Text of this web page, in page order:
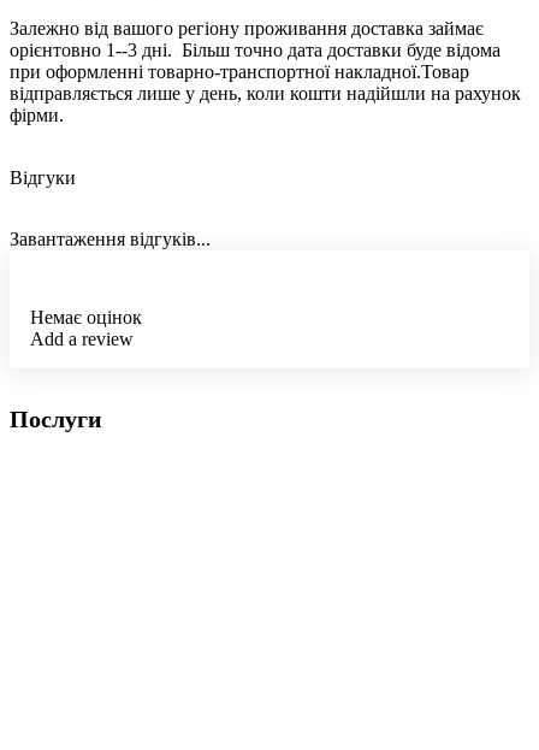
Залежно від вашого регіону проживання доставка займає
орієнтовно 1--3 дні. Більш точно дата доставки буде відома
при оформленні товарно-транспортної накладної.Товар
відправляється лише у день, коли кошти надійшли на рахунок
фірми.
Відгуки
Завантаження відгуків...
Немає оцінок
Add a review
Послуги